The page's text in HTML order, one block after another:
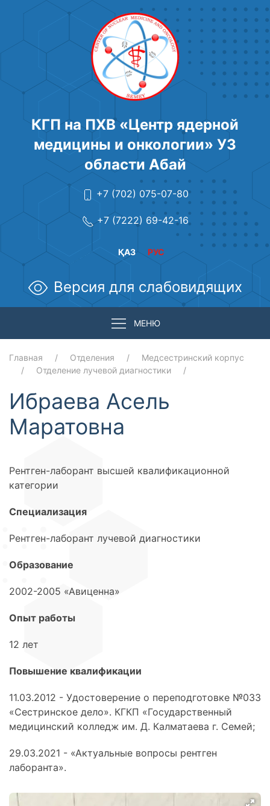
КГП на ПХВ «Центр ядерной
медицины и онкологии» УЗ
области Абай
+7 (702) 075-07-80
+7 (7222) 69-42-16
РУС
ҚАЗ
Версия для слабовидящих
МЕНЮ
Главная Отделения
Медсестринский корпус
Отделение лучевой диагностики
Ибраева Асель
Маратовна
Рентген-лаборант высшей квалификационной
категории
Специализация
Рентген-лаборант лучевой диагностики
Образование
2002-2005 «Авиценна»
Опыт работы
12 лет
Повышение квалификации
11.03.2012 - Удостоверение о переподготовке №033
«Сестринское дело». КГКП «Государственный
медицинский колледж им. Д. Калматаева г. Семей;
29.03.2021 - «Актуальные вопросы рентген
лаборанта».